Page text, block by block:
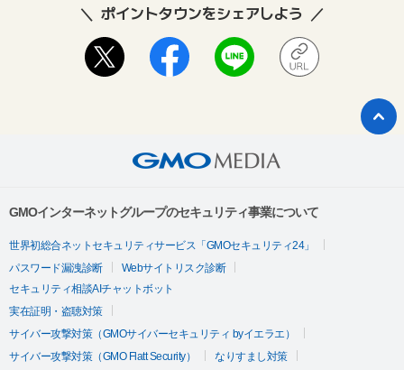
ポイントタウンをシェアしよう
GMOインターネットグループのセキュリティ事業について
世界初総合ネットセキュリティサービス「GMOセキュリティ24」
パスワード漏洩診断
Webサイトリスク診断
セキュリティ相談AIチャットボット
実在証明・盗聴対策
サイバー攻撃対策（GMOサイバーセキュリティ byイエラエ）
サイバー攻撃対策（GMO Flatt Security）
なりすまし対策